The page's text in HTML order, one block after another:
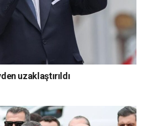
uzaklaştırıldı